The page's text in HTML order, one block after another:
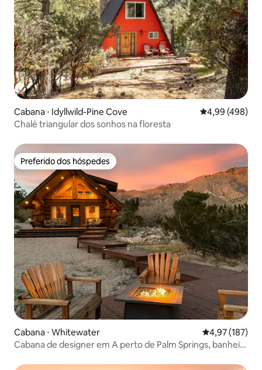
Cabana ⋅ Idyllwild-Pine Cove 4,99 de uma
4,99 (498)
Chalé triangular dos sonhos na floresta
Preferido dos hóspedes
Preferido dos hóspedes
Cabana ⋅ Whitewater 4,97 de uma
4,97 (187)
Cabana de designer em A perto de Palm Springs, banheira